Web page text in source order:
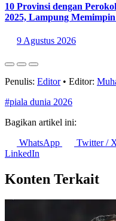
10 Provinsi dengan
2025, Lampung
9 Agustus 2026
Penulis: Editor • Editor:
#piala dunia 2026
Bagikan artikel ini:
WhatsApp
Twitter /
LinkedIn
Konten Terkait